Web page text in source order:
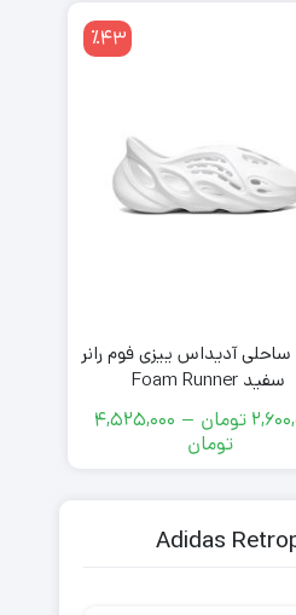
٪43
آدیداس ییزی فوم رانر
سفید Foam Runner
تومان –
4,525,000
تومان
تا